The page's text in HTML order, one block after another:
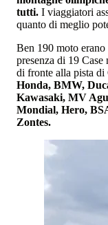
tutti. I viaggiatori
quanto di meglio
Ben 190 moto
presenza di 19
di fronte alla pista
Honda, BMW,
Kawasaki, MV
Mondial, Hero,
Zontes.